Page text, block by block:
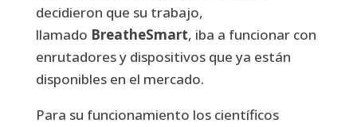
decidieron que su trabajo,
llamado BreatheSmart, iba a funcionar con
enrutadores y dispositivos que ya están
disponibles en el mercado.
Para su funcionamiento los científicos